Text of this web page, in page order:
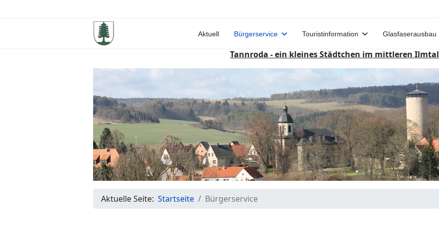
Aktuell Bürgerservice Touristinformation Glasfaserausbau
Tannroda - ein kleines Städtchen im mittleren Ilmtal
Aktuelle Seite: Startseite Bürgerservice